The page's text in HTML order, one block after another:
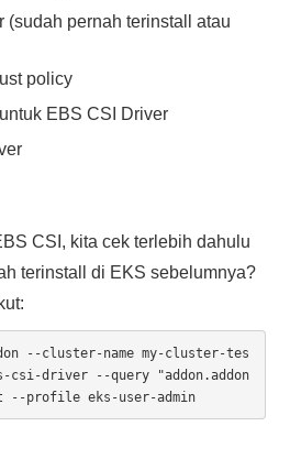
(sudah pernah terinstall atau
policy
EBS CSI Driver
CSI, kita cek terlebih dahulu
terinstall di EKS sebelumnya?
--cluster-name my-cluster-tes
csi-driver --query "addon.addon
--profile eks-user-admin